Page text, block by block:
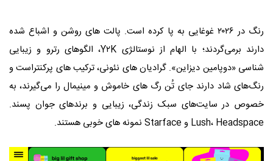
رنگ در ۲۰۲۶ غوغایی به پا کرده است. پالت‌ های روشن و اشباع‌ شده
دارند برمی‌گردند؛ با الهام از نوستالژی Y۲K، الگوهای رترو و زیبایی‌
شناسی «دوپامین دیزاین». گرادیان‌ های نئونی، ترکیب‌ های پرکنتراست و
رنگ‌های شاد دارند جای تُن‌ رگ های خاموش و مینیمال را می‌گیرند، به‌
خصوص در سایت‌های سبک زندگی، زیبایی و برندهای جوان‌ پسند.
Lush، Headspace و Starface نمونه‌ های خوبی هستند.